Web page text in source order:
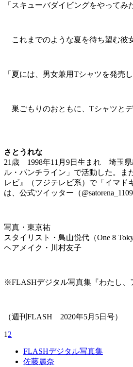
「スキューバダイビングをやって
これまでのような夏を待ち望む彼
「夏には、男女兼用Tシャツを発売
巣ごもりのおともに、Tシャツとデ
さとうれな
21歳 1998年11月9日生まれ 埼玉県
ル・パンチライン」で活動した。ま
レビ』（フジテレビ系）で「イマド
は、公式ツイッター（
写真・東京祐
スタイリスト・鳥山悦代（One 8
ヘアメイク・川村友子
※FLASHデジタル写真集『わたし、
（週刊FLASH 2020年5月5日号）
1 2
FLASHデジタル写真集
佐藤麗奈